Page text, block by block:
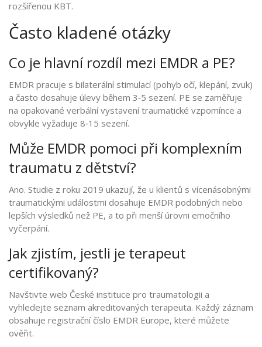
rozšířenou KBT.
Často kladené otázky
Co je hlavní rozdíl mezi EMDR a PE?
EMDR pracuje s bilaterální stimulací (pohyb očí, klepání, zvuk)
a často dosahuje úlevy během 3‑5 sezení. PE se zaměřuje
na opakované verbální vystavení traumatické vzpomínce a
obvykle vyžaduje 8‑15 sezení.
Může EMDR pomoci při komplexním
traumatu z dětství?
Ano. Studie z roku 2019 ukazují, že u klientů s vícenásobnými
traumatickými událostmi dosahuje EMDR podobných nebo
lepších výsledků než PE, a to při menší úrovni emočního
vyčerpání.
Jak zjistím, jestli je terapeut
certifikovaný?
Navštivte web České instituce pro traumatologii a
vyhledejte seznam akreditovaných terapeuta. Každý záznam
obsahuje registrační číslo EMDR Europe, které můžete
ověřit.